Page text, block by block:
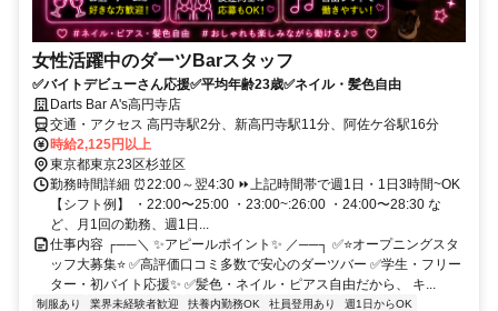
女性活躍中のダーツBarスタッフ
✅バイトデビューさん応援✅平均年齢23歳✅ネイル・髪色自由
Darts Bar A's高円寺店
交通・アクセス 高円寺駅2分、新高円寺駅11分、阿佐ケ谷駅16分
時給2,125円以上
東京都東京23区杉並区
勤務時間詳細 ⏰22:00～翌4:30 ⏩上記時間帯で週1日・1日3時間~OK
【シフト例】 ・22:00〜25:00 ・23:00~:26:00 ・24:00〜28:30 な
ど、月1回の勤務、週1日...
仕事内容 ┌──＼ ✨アピールポイント✨ ／──┐ ✅⭐オープニングスタ
ッフ大募集⭐ ✅高評価口コミ多数で安心のダーツバー ✅学生・フリー
ター・初バイト応援✨ ✅髪色・ネイル・ピアス自由だから、 キ...
制服あり 業界未経験者歓迎 扶養内勤務OK 社員登用あり
週1日からOK